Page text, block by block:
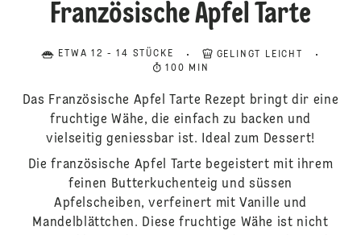
Französische Apfel Tarte
ETWA 12 - 14 STÜCKE
GELINGT LEICHT
100 MIN
Das Französische Apfel Tarte Rezept bringt dir eine
fruchtige Wähe, die einfach zu backen und
vielseitig geniessbar ist. Ideal zum Dessert!
Die französische Apfel Tarte begeistert mit ihrem
feinen Butterkuchenteig und süssen
Apfelscheiben, verfeinert mit Vanille und
Mandelblättchen. Diese fruchtige Wähe ist nicht